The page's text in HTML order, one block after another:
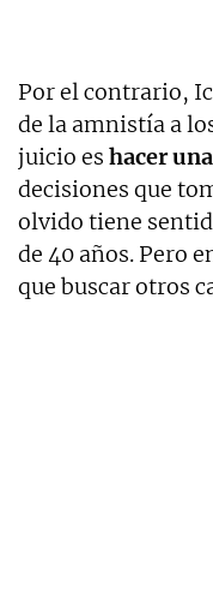
Por el contrario,
de la amnistía a
juicio es hacer
decisiones que
olvido tiene
de 40 años. Pero
que buscar otros